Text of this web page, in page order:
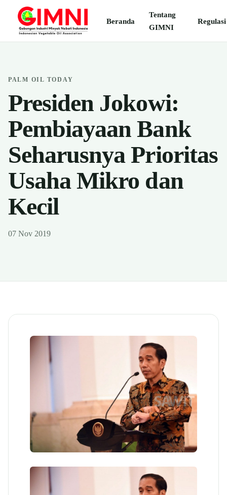
Beranda
Tentang
GIMNI
Regulasi
PALM OIL TODAY
Presiden Jokowi:
Pembiayaan Bank
Seharusnya Prioritas
Usaha Mikro dan
Kecil
07 Nov 2019